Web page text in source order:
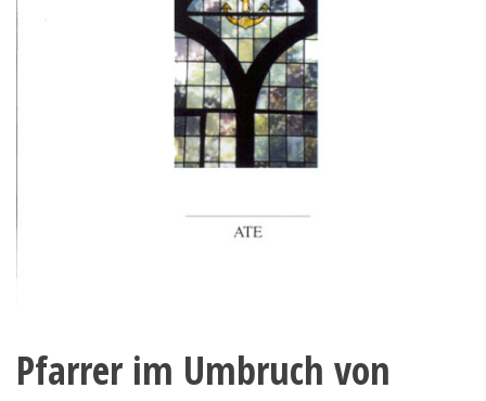
Pfarrer im Umbruch von